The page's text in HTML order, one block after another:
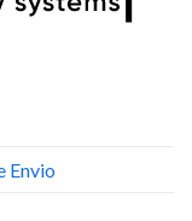
Envio